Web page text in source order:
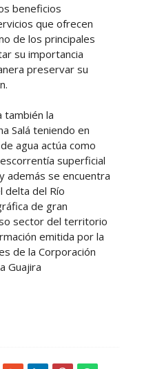
beneficios
que ofrecen
de los principales
su importancia
preservar su
también la
Salá teniendo en
agua actúa como
superficial
además se encuentra
del Río
de gran
sector del territorio
emitida por la
de la Corporación
Guajira